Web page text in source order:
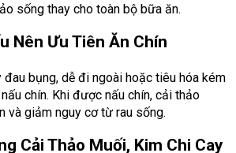
sống thay cho toàn bộ bữa ăn.
Nên Ưu Tiên Ăn Chín
đau bụng, dễ đi ngoài hoặc tiêu hóa kém
chín. Khi được nấu chín, cải thảo
và giảm nguy cơ từ rau sống.
Cải Thảo Muối, Kim Chi Cay